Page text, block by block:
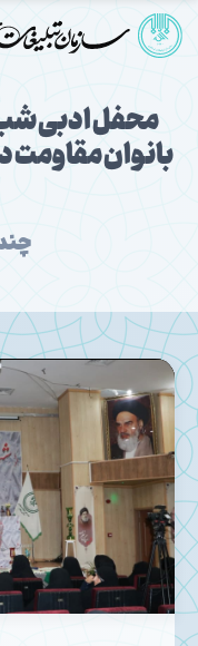
محفل ادبی
بانوان مقاومت